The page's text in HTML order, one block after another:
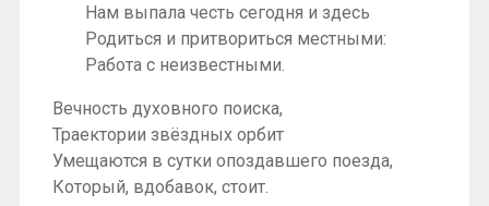
Нам выпала честь сегодня и здесь
Родиться и притвориться местными:
Работа с неизвестными.
Вечность духовного поиска,
Траектории звёздных орбит
Умещаются в сутки опоздавшего поезда,
Который, вдобавок, стоит.